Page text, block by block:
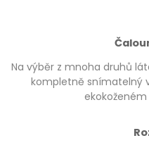
Na výběr z mnoha druhů
kompletně snímatelný